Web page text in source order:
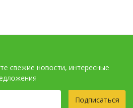
свежие новости, интересные
Подписаться